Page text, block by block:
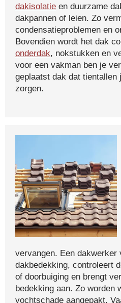
dakisolatie en duurzame
dakpannen of leien. Zo
condensatieproblemen en
Bovendien wordt het dak
onderdak, nokstukken en
voor een vakman ben je
geplaatst dak dat tientallen
zorgen.
vervangen. Een
dakbedekking, controleert
of doorbuiging en brengt
bedekking aan. Zo worden
vochtschade aangepakt.